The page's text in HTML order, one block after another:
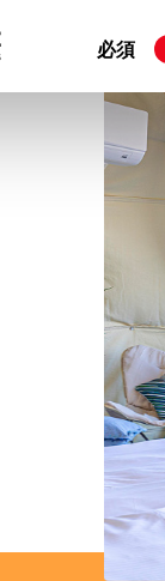
て」を
同
の
択
必須